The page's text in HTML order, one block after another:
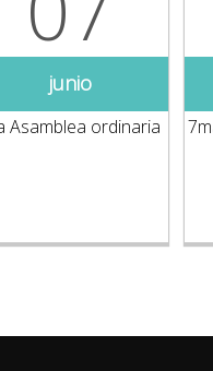
julio
Asamblea ordinaria